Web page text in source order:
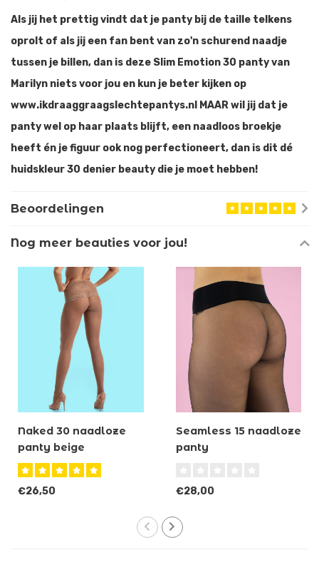
Als jij het prettig vindt dat je panty bij de taille telkens
oprolt of als jij een fan bent van zo'n schurend naadje
tussen je billen, dan is deze Slim Emotion 30 panty van
Marilyn niets voor jou en kun je beter kijken op
www.ikdraaggraagslechtepantys.nl MAAR wil jij dat je
panty wel op haar plaats blijft, een naadloos broekje
heeft én je figuur ook nog perfectioneert, dan is dit dé
huidskleur 30 denier beauty die je moet hebben!
Beoordelingen
Nog meer beauties voor jou!
Naked 30 naadloze
panty beige
€26,50
Seamless 15 naadloze
panty
€28,00